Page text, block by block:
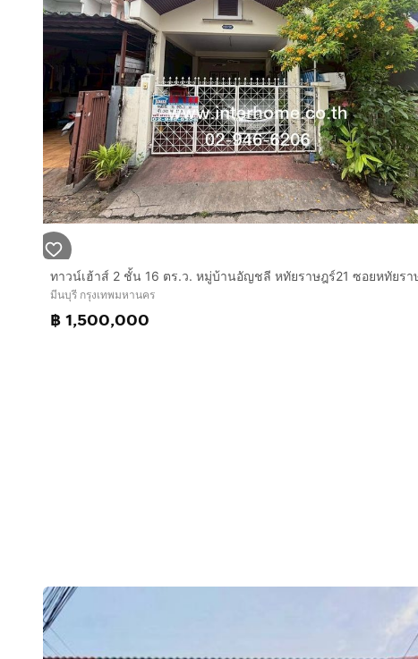
มีนบุรี กรุงเทพมหานคร
฿ 1,500,000